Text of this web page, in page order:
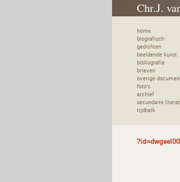
Chr.J.
home
biografisch
gedichten
beeldende kunst
bibliografie
brieven
overige
foto's
archief
secundaire
tijdbalk